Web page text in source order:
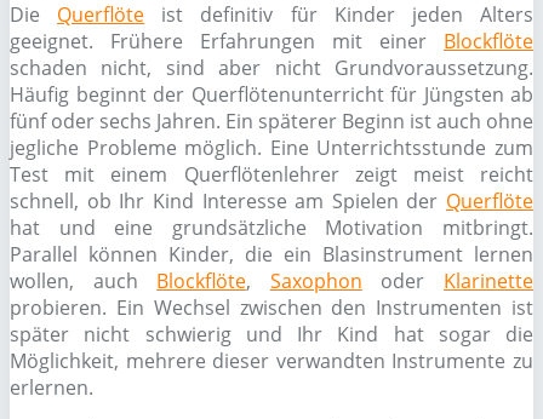
Die Querflöte ist definitiv für Kinder jeden Alters
geeignet. Frühere Erfahrungen mit einer Blockflöte
schaden nicht, sind aber nicht Grundvoraussetzung.
Häufig beginnt der Querflötenunterricht für Jüngsten ab
fünf oder sechs Jahren. Ein späterer Beginn ist auch ohne
jegliche Probleme möglich. Eine Unterrichtsstunde zum
Test mit einem Querflötenlehrer zeigt meist reicht
schnell, ob Ihr Kind Interesse am Spielen der Querflöte
hat und eine grundsätzliche Motivation mitbringt.
Parallel können Kinder, die ein Blasinstrument lernen
wollen, auch Blockflöte, Saxophon oder Klarinette
probieren. Ein Wechsel zwischen den Instrumenten ist
später nicht schwierig und Ihr Kind hat sogar die
Möglichkeit, mehrere dieser verwandten Instrumente zu
erlernen.